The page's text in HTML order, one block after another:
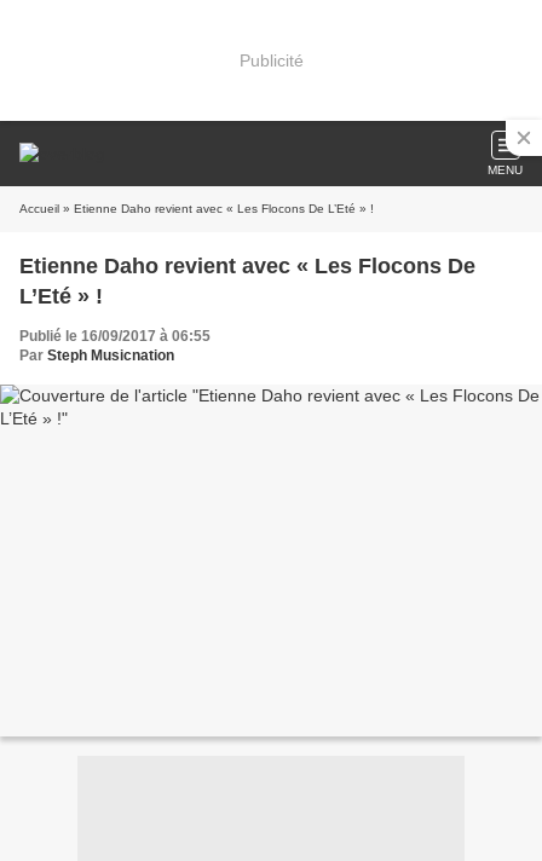
Publicité
MENU
Accueil » Etienne Daho revient avec « Les Flocons De L’Eté » !
Etienne Daho revient avec « Les Flocons De
L’Eté » !
Publié le 16/09/2017 à 06:55
Par Steph Musicnation